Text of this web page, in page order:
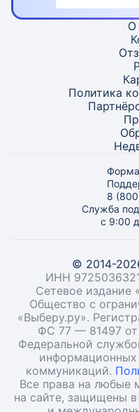
О
Политика
Форма
8
Служба
с 9:00
© 2014-
ИНН
Сетевое издание
Общество с
«Выберу.ру».
ФС 77 — 81497 от
Федеральной
информационных
коммуникаций.
Все права на любые
на сайте, защищены